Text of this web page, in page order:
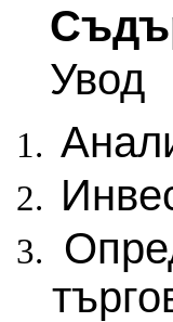
Увод